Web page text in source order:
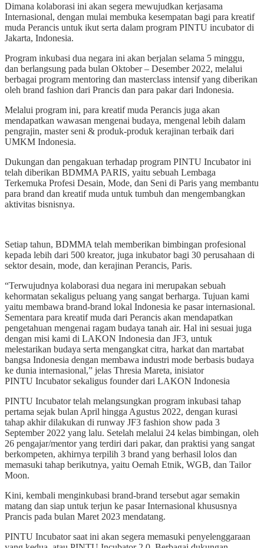
Dimana kolaborasi ini akan segera mewujudkan kerjasama
Internasional, dengan mulai membuka kesempatan bagi para kreatif
muda Perancis untuk ikut serta dalam program PINTU incubator di
Jakarta, Indonesia.
Program inkubasi dua negara ini akan berjalan selama 5 minggu,
dan berlangsung pada bulan Oktober – Desember 2022, melalui
berbagai program mentoring dan masterclass intensif yang diberikan
oleh brand fashion dari Prancis dan para pakar dari Indonesia.
Melalui program ini, para kreatif muda Perancis juga akan
mendapatkan wawasan mengenai budaya, mengenal lebih dalam
pengrajin, master seni & produk-produk kerajinan terbaik dari
UMKM Indonesia.
Dukungan dan pengakuan terhadap program PINTU Incubator ini
telah diberikan BDMMA PARIS, yaitu sebuah Lembaga
Terkemuka Profesi Desain, Mode, dan Seni di Paris yang membantu
para brand dan kreatif muda untuk tumbuh dan mengembangkan
aktivitas bisnisnya.
Setiap tahun, BDMMA telah memberikan bimbingan profesional
kepada lebih dari 500 kreator, juga inkubator bagi 30 perusahaan di
sektor desain, mode, dan kerajinan Perancis, Paris.
“Terwujudnya kolaborasi dua negara ini merupakan sebuah
kehormatan sekaligus peluang yang sangat berharga. Tujuan kami
yaitu membawa brand-brand lokal Indonesia ke pasar internasional.
Sementara para kreatif muda dari Perancis akan mendapatkan
pengetahuan mengenai ragam budaya tanah air. Hal ini sesuai juga
dengan misi kami di LAKON Indonesia dan JF3, untuk
melestarikan budaya serta mengangkat citra, harkat dan martabat
bangsa Indonesia dengan membawa industri mode berbasis budaya
ke dunia internasional,” jelas Thresia Mareta, inisiator
PINTU Incubator sekaligus founder dari LAKON Indonesia
PINTU Incubator telah melangsungkan program inkubasi tahap
pertama sejak bulan April hingga Agustus 2022, dengan kurasi
tahap akhir dilakukan di runway JF3 fashion show pada 3
September 2022 yang lalu. Setelah melalui 24 kelas bimbingan, oleh
26 pengajar/mentor yang terdiri dari pakar, dan praktisi yang sangat
berkompeten, akhirnya terpilih 3 brand yang berhasil lolos dan
memasuki tahap berikutnya, yaitu Oemah Etnik, WGB, dan Tailor
Moon.
Kini, kembali menginkubasi brand-brand tersebut agar semakin
matang dan siap untuk terjun ke pasar Internasional khususnya
Prancis pada bulan Maret 2023 mendatang.
PINTU Incubator saat ini akan segera memasuki penyelenggaraan